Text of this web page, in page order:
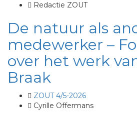
Redactie ZOUT
De natuur als
medewerker –
over het werk
Braak
ZOUT 4/5-2026
Cyrille Offermans